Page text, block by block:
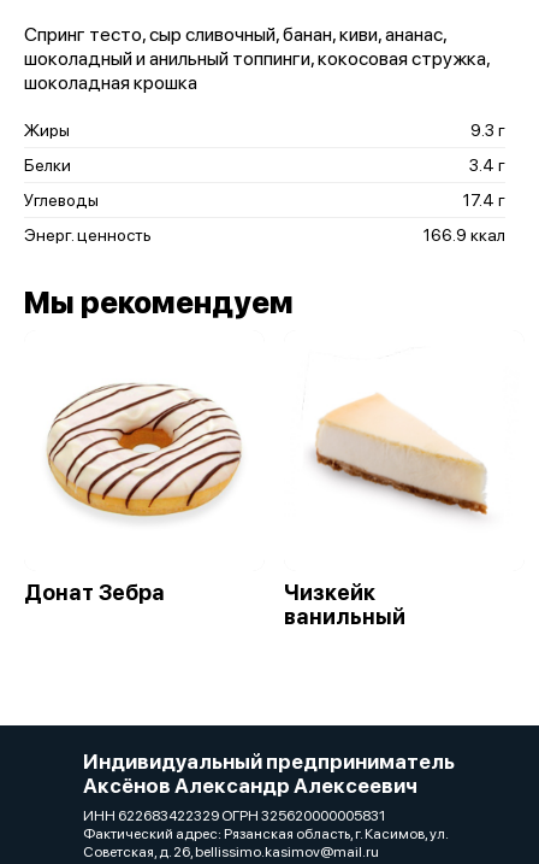
Спринг тесто, сыр сливочный, банан, киви, ананас,
шоколадный и анильный топпинги, кокосовая стружка,
шоколадная крошка
Жиры
9.3 г
Белки
3.4 г
Углеводы
17.4 г
Энерг. ценность
166.9 ккал
Мы рекомендуем
Донат Зебра
Чизкейк
ванильный
Индивидуальный предприниматель
Аксёнов Александр Алексеевич
ИНН 622683422329 ОГРН 325620000005831
Фактический адрес: Рязанская область, г. Касимов, ул.
Советская, д. 26, bellissimo.kasimov@mail.ru